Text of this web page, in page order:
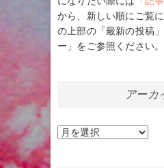
から、新しい順にご覧
の上部の「最新の投稿
ー」をご参照ください。
アーカ
ア